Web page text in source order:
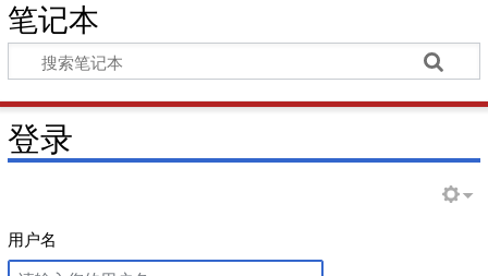
笔记本
登录
用户名